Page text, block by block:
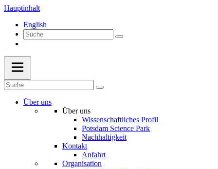
Hauptinhalt
English
Über uns
Über uns
Wissenschaftliches Profil
Potsdam Science Park
Nachhaltigkeit
Kontakt
Anfahrt
Organisation